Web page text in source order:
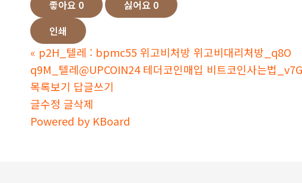
좋아요 0 싫어요 0
인쇄
« p2H_텔레 : bpmc55 위고비처방 위고비대리처방_q8O
q9M_텔레@UPCOIN24 테더코인매입 비트코인사는법_v7G
목록보기 답글쓰기
글수정 글삭제
Powered by KBoard